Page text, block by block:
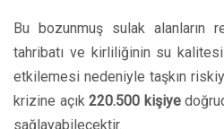
Bu bozunmuş sulak alanların
tahribatı ve kirliliğinin su
etkilemesi nedeniyle taşkın
krizine açık 220.500 kişiye
sağlayabilecektir.